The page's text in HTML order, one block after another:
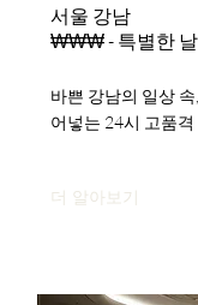
서울 강남
₩₩₩ - 특별한 날
바쁜 강남의 일상
어넣는 24시 고품격
더 알아보기